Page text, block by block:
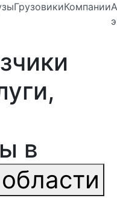
ГрузовикиКомпании
в